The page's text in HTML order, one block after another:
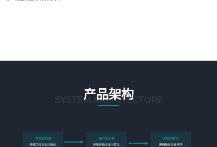
产品架构
SYSTEM ARCHITECTURE